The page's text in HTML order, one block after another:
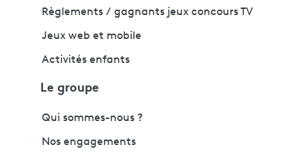
Règlements / gagnants jeux concours TV
Jeux web et mobile
Activités enfants
Le groupe
Qui sommes-nous ?
Nos engagements